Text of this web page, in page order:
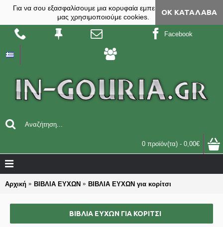
Για να σου εξασφαλίσουμε μια κορυφαία εμπειρία, στο site
μας χρησιμοποιούμε cookies.
ΟΚ ΚΑΤΆΛΑΒΑ
Facebook
0 προϊόν(τα) - 0,00€
Αρχική ΒΙΒΛΙΑ ΕΥΧΩΝ ΒΙΒΛΙΑ ΕΥΧΩΝ για κορίτσι
ΒΙΒΛΙΑ ΕΥΧΩΝ ΓΙΑ ΚΟΡΊΤΣΙ